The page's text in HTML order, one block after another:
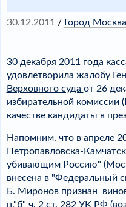
30.12.2011 / Город Москва
30 декабря 2011 года
удовлетворила жалобу
Верховного суда от 26
избирательной
качестве кандидаты в
Напомним, что в апреле
Петропавловска-
убивающим Россию"
внесена в "Федеральный
Б. Миронов признан
п."б" ч. 2 ст. 282 УК РФ